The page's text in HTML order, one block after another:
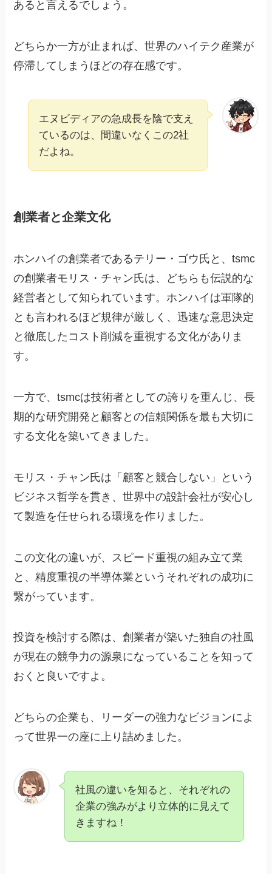
あると言えるでしょう。
どちらか一方が止まれば、世界のハイテク産業が
停滞してしまうほどの存在感です。
エヌビディアの急成長を陰で支え
ているのは、間違いなくこの2社
だよね。
創業者と企業文化
ホンハイの創業者であるテリー・ゴウ氏と、tsmc
の創業者モリス・チャン氏は、どちらも伝説的な
経営者として知られています。ホンハイは軍隊的
とも言われるほど規律が厳しく、迅速な意思決定
と徹底したコスト削減を重視する文化がありま
す。
一方で、tsmcは技術者としての誇りを重んじ、長
期的な研究開発と顧客との信頼関係を最も大切に
する文化を築いてきました。
モリス・チャン氏は「顧客と競合しない」という
ビジネス哲学を貫き、世界中の設計会社が安心し
て製造を任せられる環境を作りました。
この文化の違いが、スピード重視の組み立て業
と、精度重視の半導体業というそれぞれの成功に
繋がっています。
投資を検討する際は、創業者が築いた独自の社風
が現在の競争力の源泉になっていることを知って
おくと良いですよ。
どちらの企業も、リーダーの強力なビジョンによ
って世界一の座に上り詰めました。
社風の違いを知ると、それぞれの
企業の強みがより立体的に見えて
きますね！